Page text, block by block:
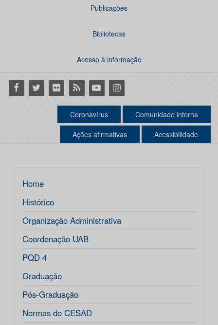
Publicações
Bibliotecas
Acesso à informação
Facebook
Twitter Flickr RSS YoutubeInstagram
Coronavírus Comunidade interna
Ações afirmativas Acessibilidade
Home
Histórico
Organização Administrativa
Coordenação UAB
PQD 4
Graduação
Pós-Graduação
Normas do CESAD